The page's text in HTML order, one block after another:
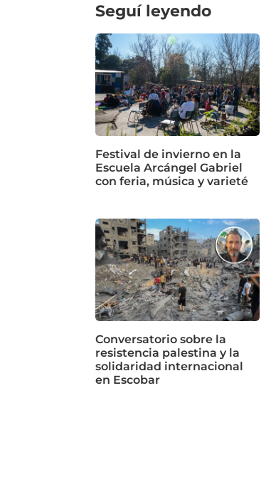
Seguí leyendo
Festival de invierno en la
Escuela Arcángel Gabriel
con feria, música y varieté
Conversatorio sobre la
resistencia palestina y la
solidaridad internacional
en Escobar